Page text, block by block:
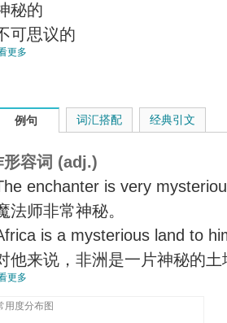
秘的
可思议的
秘的
怪的
不易解释的，难解的
疑的
明其妙的
更多
的用法和样例：
例句
形容词 (adj.)
enchanter is very
法师非常神秘。
is a mysterious land to
他来说，非洲是一片神秘的土
must pay special attention
们必须对那个神秘的陌生人严
更多
用度分布图
词汇搭配 经典引文